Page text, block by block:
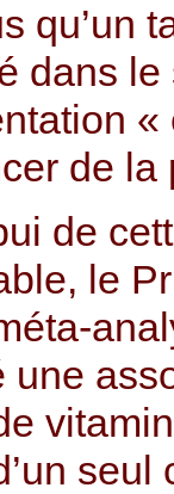
qu’un
dans
de la
de
le
une
seul